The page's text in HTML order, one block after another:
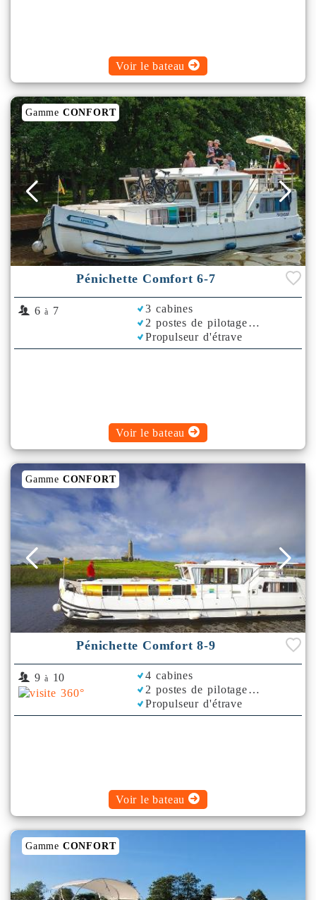
Voir le bateau
Gamme CONFORT
Pénichette Comfort 6-7
6 à 7
3 cabines
2 postes de pilotage
Propulseur d'étrave
Voir le bateau
Gamme CONFORT
Pénichette Comfort 8-9
9 à 10
4 cabines
2 postes de pilotage
Propulseur d'étrave
Voir le bateau
Gamme CONFORT